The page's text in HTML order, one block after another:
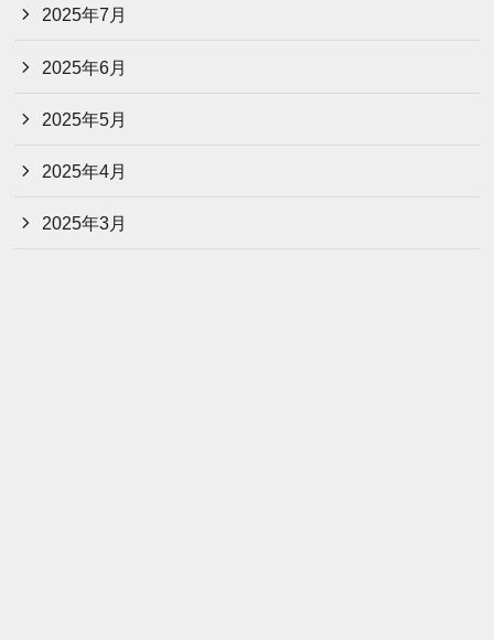
2025年7月
2025年6月
2025年5月
2025年4月
2025年3月